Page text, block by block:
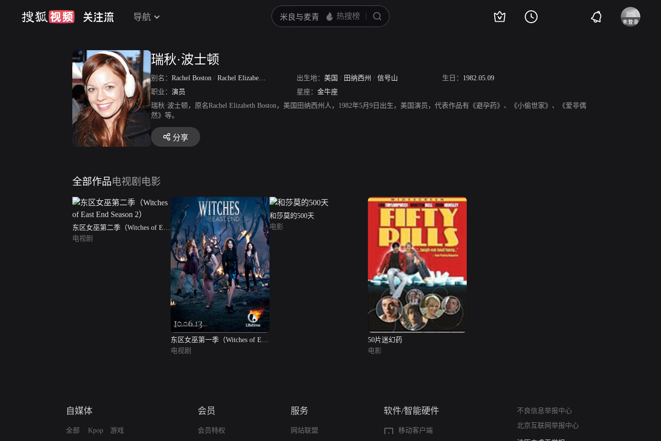
导航
瑞秋·波士顿
别名： Rachel Boston / Rachel Elizabeth Boston 出生地： 美国 / 田纳西州 / 信号山 生日： 1982.05.09
职业： 演员 星座： 金牛座
瑞秋·波士顿，原名Rachel Elizabeth Boston，美国田纳西州人，1982年5月9日出生，美国演员，代表作品有《避孕药》、《小偷世家》、《爱非偶
然》等。
分享
全部作品电视剧 电影
东区女巫第二季（Witches of East
End Season 2）
电视剧
东区女巫第一季（Witches of East
End Season 1）
电视剧
和莎莫的500天
电影
50片迷幻药
电影
自媒体
全部 Kpop 游戏
会员
会员特权
服务
网站联盟
软件/智能硬件
移动客户端
不良信息举报中心
北京互联网举报中心
亚运会举报专区